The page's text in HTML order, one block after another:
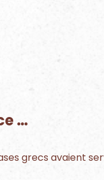
…
grecs avaient